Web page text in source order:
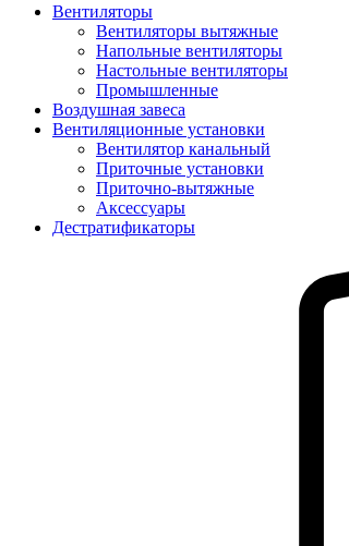
Вентиляторы
Вентиляторы вытяжные
Напольные вентиляторы
Настольные вентиляторы
Промышленные
Воздушная завеса
Вентиляционные установки
Вентилятор канальный
Приточные установки
Приточно-вытяжные
Аксессуары
Дестратификаторы